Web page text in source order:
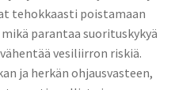
tehokkaasti poistamaan
parantaa suorituskykyä
vesiliirron riskiä.
ja herkän ohjausvasteen,